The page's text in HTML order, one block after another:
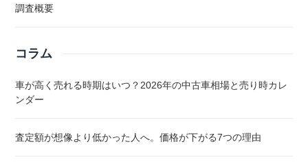
調査概要
コラム
車が高く売れる時期はいつ？2026年の中古車相場と売り時カレ
ンダー
査定額が想像より低かった人へ。価格が下がる7つの理由